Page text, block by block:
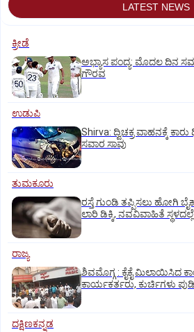
LATEST NEWS
ಕ್ರೀಡೆ
ಅಭ್ಯಾಸ ಪಂದ್ಯ: ಮೊದಲ ದಿನ
ಗೌರವ
ಉಡುಪಿ
Shirva: ದ್ವಿಚಕ್ರ ವಾಹನಕ್ಕೆ ಕಾರು
ಸವಾರ ಸಾವು
ತುಮಕೂರು
ರಸ್ತೆ ಗುಂಡಿ ತಪ್ಪಿಸಲು ಹೋಗಿ
ಲಾರಿ ಡಿಕ್ಕಿ, ನವವಿವಾಹಿತೆ
ರಾಜ್ಯ
ಶಿವಮೊಗ್ಗ : ಕೈಕೈ ಮಿಲಾಯಿಸಿದ
ಕಾರ್ಯಕರ್ತರು, ಕುರ್ಚಿಗಳು
ದಕ್ಷಿಣಕನ್ನಡ